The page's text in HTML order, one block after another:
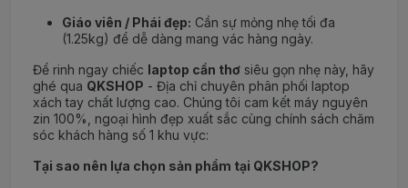
Giáo viên / Phái đẹp: Cần sự mỏng nhẹ tối đa
(1.25kg) để dễ dàng mang vác hàng ngày.
Để rinh ngay chiếc laptop cần thơ siêu gọn nhẹ này, hãy
ghé qua QKSHOP - Địa chỉ chuyên phân phối laptop
xách tay chất lượng cao. Chúng tôi cam kết máy nguyên
zin 100%, ngoại hình đẹp xuất sắc cùng chính sách chăm
sóc khách hàng số 1 khu vực:
Tại sao nên lựa chọn sản phẩm tại QKSHOP?